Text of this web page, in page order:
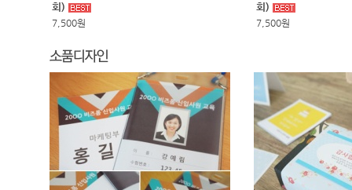
회)
7,500원
회)
7,500원